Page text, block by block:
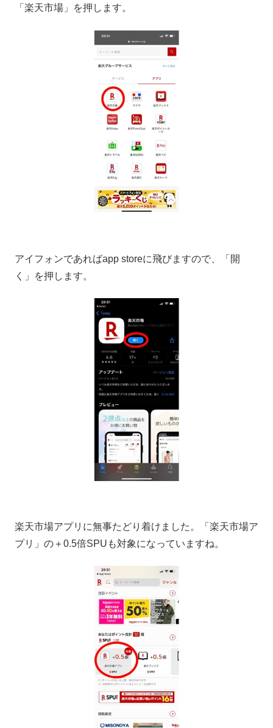
「楽天市場」を押します。
アイフォンであればapp storeに飛びますので、「開
く」を押します。
楽天市場アプリに無事たどり着けました。「楽天市場ア
プリ」の＋0.5倍SPUも対象になっていますね。